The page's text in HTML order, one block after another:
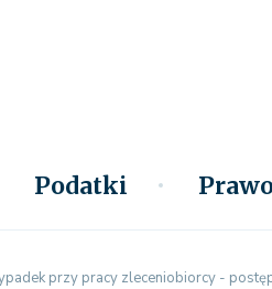
Podatki
przy pracy zleceniobiorcy -